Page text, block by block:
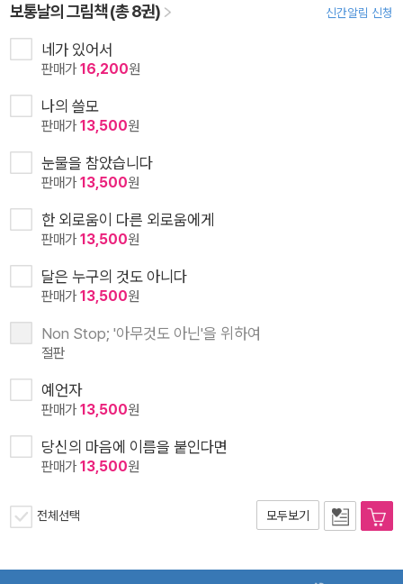
보통날의 그림책 (총 8권) 신간알림 신청
네가 있어서
판매가16,200원
나의 쓸모
판매가13,500원
눈물을 참았습니다
판매가13,500원
한 외로움이 다른 외로움에게
판매가13,500원
달은 누구의 것도 아니다
판매가13,500원
Non Stop; '아무것도 아닌'을 위하여
절판
예언자
판매가13,500원
당신의 마음에 이름을 붙인다면
판매가13,500원
전체선택 모두보기